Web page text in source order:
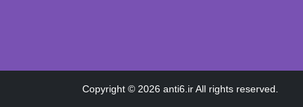
Copyright © 2026 anti6.ir All rights reserved.